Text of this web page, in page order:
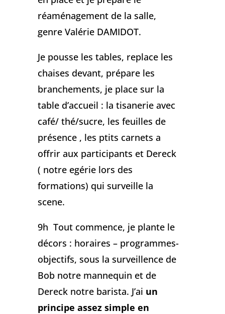
réaménagement de la salle,
genre Valérie DAMIDOT.
Je pousse les tables, replace les
chaises devant, prépare les
branchements, je place sur la
table d’accueil : la tisanerie avec
café/ thé/sucre, les feuilles de
présence , les ptits carnets a
offrir aux participants et Dereck
( notre egérie lors des
formations) qui surveille la
scene.
9h Tout commence, je plante le
décors : horaires – programmes-
objectifs, sous la surveillence de
Bob notre mannequin et de
Dereck notre barista. J’ai un
principe assez simple en